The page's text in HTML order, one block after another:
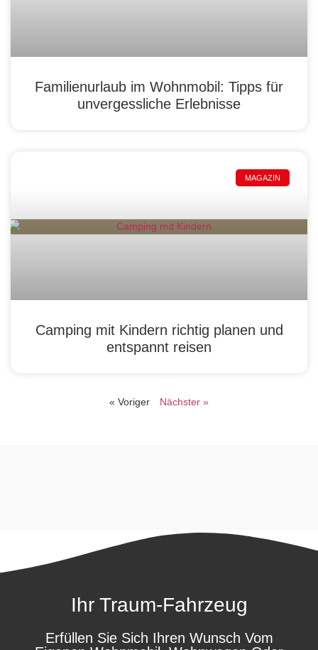
Familienurlaub im Wohnmobil: Tipps für
unvergessliche Erlebnisse
MAGAZIN
Camping mit Kindern richtig planen und
entspannt reisen
« Voriger Nächster »
Ihr Traum-Fahrzeug
Erfüllen Sie Sich Ihren Wunsch Vom